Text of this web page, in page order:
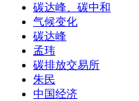
碳达峰、碳中和
气候变化
碳达峰
孟玮
碳排放交易所
朱民
中国经济